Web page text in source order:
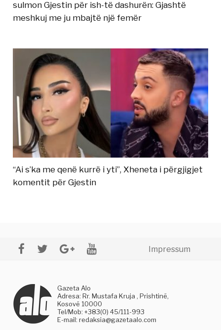
sulmon Gjestin për ish-të dashurën: Gjashtë
meshkuj me ju mbajtë një femër
“Ai s’ka me qenë kurrë i yti”, Xheneta i përgjigjet
komentit për Gjestin
Impressum
Gazeta Alo
Adresa: Rr. Mustafa Kruja , Prishtinë,
Kosovë 10000
Tel/Mob: +383(0) 45/111-993
E-mail:redaksia@gazetaalo.com